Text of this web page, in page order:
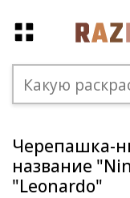
Черепашка-
название
"Leonardo"